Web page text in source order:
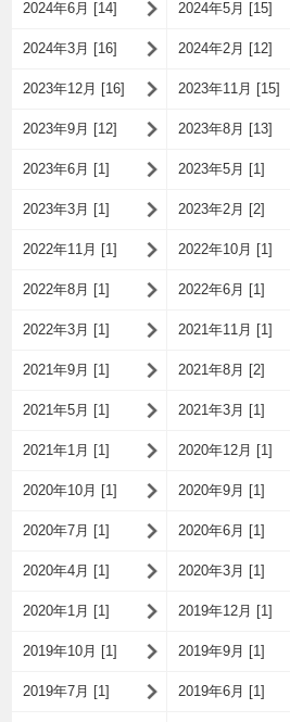
2024年6月 [14] 2024年5月 [15]
2024年3月 [16] 2024年2月 [12]
2023年12月 [16] 2023年11月 [15]
2023年9月 [12] 2023年8月 [13]
2023年6月 [1] 2023年5月 [1]
2023年3月 [1] 2023年2月 [2]
2022年11月 [1] 2022年10月 [1]
2022年8月 [1] 2022年6月 [1]
2022年3月 [1] 2021年11月 [1]
2021年9月 [1] 2021年8月 [2]
2021年5月 [1] 2021年3月 [1]
2021年1月 [1] 2020年12月 [1]
2020年10月 [1] 2020年9月 [1]
2020年7月 [1] 2020年6月 [1]
2020年4月 [1] 2020年3月 [1]
2020年1月 [1] 2019年12月 [1]
2019年10月 [1] 2019年9月 [1]
2019年7月 [1] 2019年6月 [1]